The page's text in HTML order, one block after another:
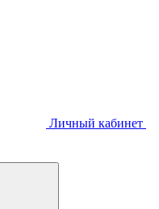
Личный кабинет